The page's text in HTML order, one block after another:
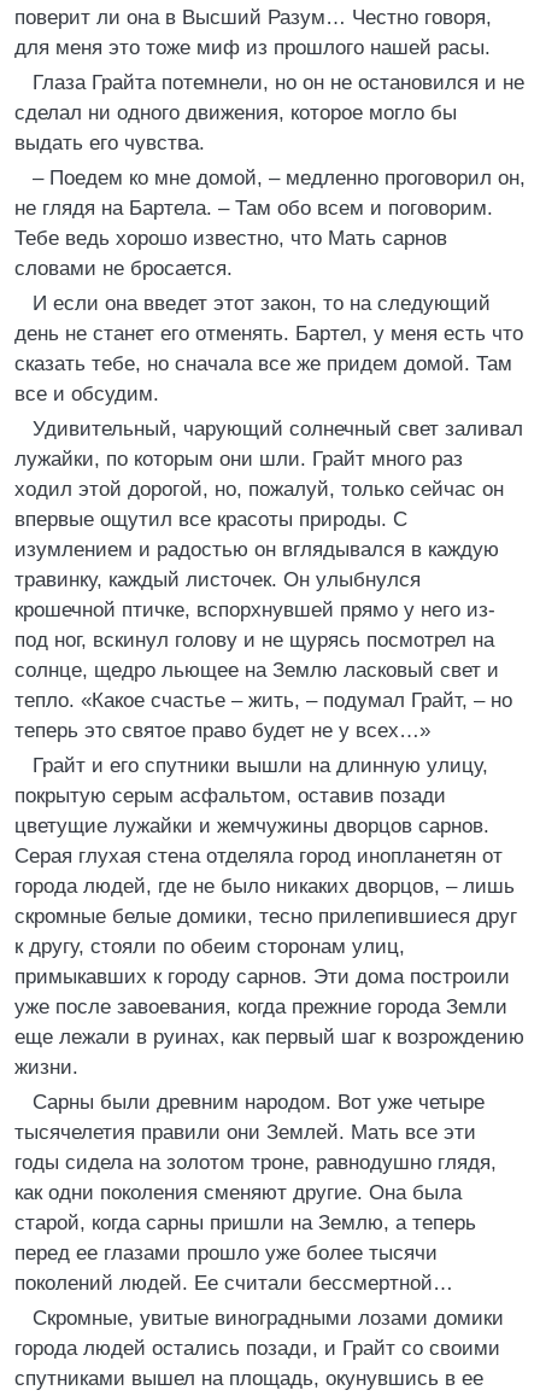
поверит ли она в Высший Разум… Честно говоря,
для меня это тоже миф из прошлого нашей расы.
Глаза Грайта потемнели, но он не остановился и не
сделал ни одного движения, которое могло бы
выдать его чувства.
– Поедем ко мне домой, – медленно проговорил он,
не глядя на Бартела. – Там обо всем и поговорим.
Тебе ведь хорошо известно, что Мать сарнов
словами не бросается.
И если она введет этот закон, то на следующий
день не станет его отменять. Бартел, у меня есть что
сказать тебе, но сначала все же придем домой. Там
все и обсудим.
Удивительный, чарующий солнечный свет заливал
лужайки, по которым они шли. Грайт много раз
ходил этой дорогой, но, пожалуй, только сейчас он
впервые ощутил все красоты природы. С
изумлением и радостью он вглядывался в каждую
травинку, каждый листочек. Он улыбнулся
крошечной птичке, вспорхнувшей прямо у него из-
под ног, вскинул голову и не щурясь посмотрел на
солнце, щедро льющее на Землю ласковый свет и
тепло. «Какое счастье – жить, – подумал Грайт, – но
теперь это святое право будет не у всех…»
Грайт и его спутники вышли на длинную улицу,
покрытую серым асфальтом, оставив позади
цветущие лужайки и жемчужины дворцов сарнов.
Серая глухая стена отделяла город инопланетян от
города людей, где не было никаких дворцов, – лишь
скромные белые домики, тесно прилепившиеся друг
к другу, стояли по обеим сторонам улиц,
примыкавших к городу сарнов. Эти дома построили
уже после завоевания, когда прежние города Земли
еще лежали в руинах, как первый шаг к возрождению
жизни.
Сарны были древним народом. Вот уже четыре
тысячелетия правили они Землей. Мать все эти
годы сидела на золотом троне, равнодушно глядя,
как одни поколения сменяют другие. Она была
старой, когда сарны пришли на Землю, а теперь
перед ее глазами прошло уже более тысячи
поколений людей. Ее считали бессмертной…
Скромные, увитые виноградными лозами домики
города людей остались позади, и Грайт со своими
спутниками вышел на площадь, окунувшись в ее